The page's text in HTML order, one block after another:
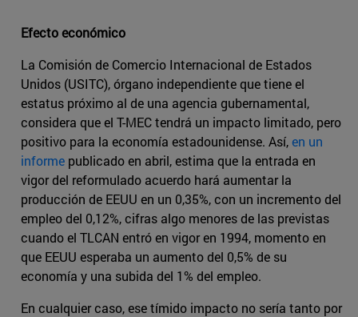
Efecto económico
La Comisión de Comercio Internacional de Estados
Unidos (USITC), órgano independiente que tiene el
estatus próximo al de una agencia gubernamental,
considera que el T-MEC tendrá un impacto limitado, pero
positivo para la economía estadounidense. Así,en un
informe publicado en abril, estima que la entrada en
vigor del reformulado acuerdo hará aumentar la
producción de EEUU en un 0,35%, con un incremento del
empleo del 0,12%, cifras algo menores de las previstas
cuando el TLCAN entró en vigor en 1994, momento en
que EEUU esperaba un aumento del 0,5% de su
economía y una subida del 1% del empleo.
En cualquier caso, ese tímido impacto no sería tanto por